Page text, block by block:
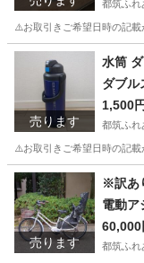
都筑ふれ
⚠️お取引きご希望日時の記
神奈川 横浜市 都筑
ワイヤレスマウス
売ります
水筒
ダブル
3.0L (
テンレ
1,500円
都筑ふれ
⚠️お取引きご希望日時の記
神奈川 横浜市 都筑
売ります
※訳あ
電動ア
60,000
都筑ふれ